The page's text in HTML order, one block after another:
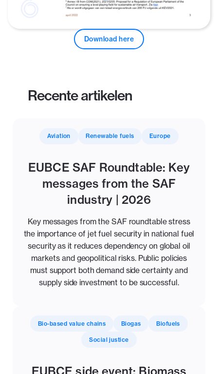
Download here
Recente artikelen
Aviation Renewable fuels Europe
EUBCE SAF Roundtable: Key
messages from the SAF
industry | 2026
Key messages from the SAF roundtable stress
the importance of jet fuel security in national fuel
security as it reduces dependency on global oil
markets and geopolitical risks. Public policies
must support both demand side certainty and
supply side investment to be successful.
Bio-based value chains Biogas Biofuels
Social justice
EUBCE side event: Biomass